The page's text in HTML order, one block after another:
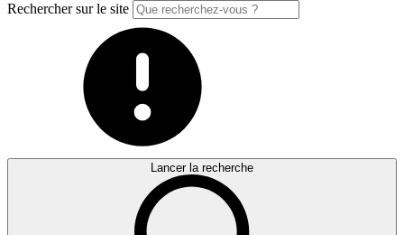
Rechercher sur le site
Lancer la recherche